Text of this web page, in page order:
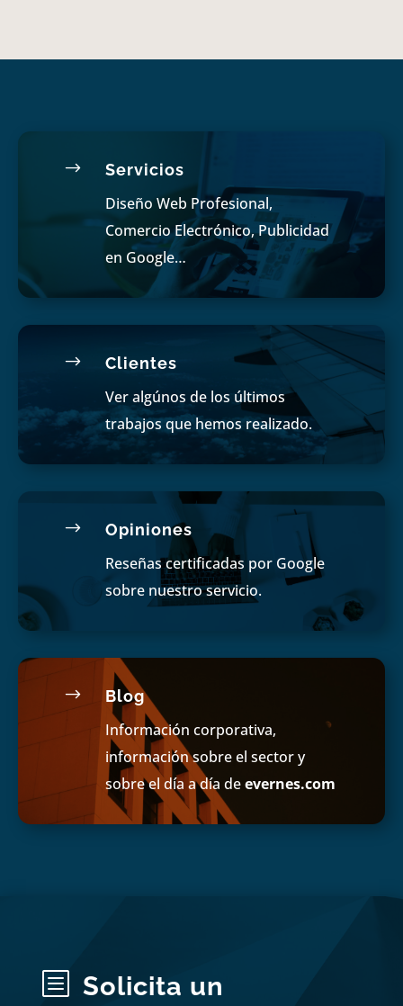
$ Servicios
Diseño Web Profesional,
Comercio Electrónico, Publicidad
en Google…
$ Clientes
Ver algúnos de los últimos
trabajos que hemos realizado.
$ Opiniones
Reseñas certificadas por Google
sobre nuestro servicio.
$ Blog
Información corporativa,
información sobre el sector y
sobre el día a día deevernes.com
b
Solicita un